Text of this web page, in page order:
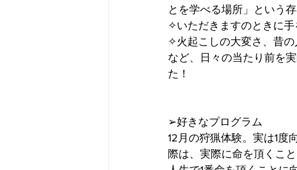
とを学べる場所」という
✧いただきますのときに
✧火起こしの大変さ、昔
など、日々の当たり前を
た！
➢好きなプログラム
12月の狩猟体験。実は1度
際は、実際に命を頂くこ